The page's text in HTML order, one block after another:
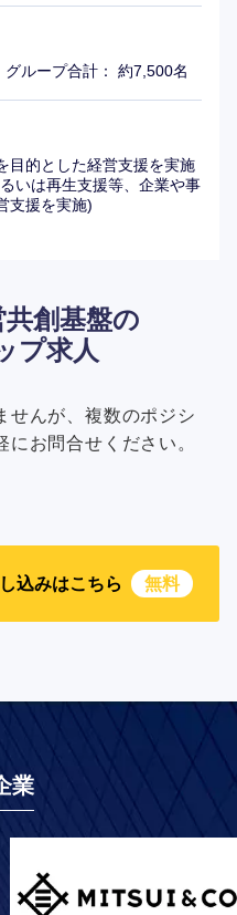
ループ合計： 約7,500名
目的とした経営支援を実施
いは再生支援等、企業や事
支援を実施)
創基盤の
プ求人
んが、複数のポジシ
にお問合せください。
込みはこちら 無料
業